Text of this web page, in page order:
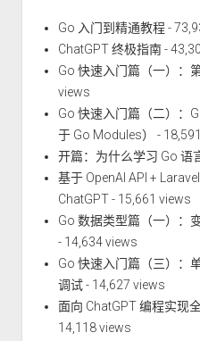
Go 入门到精通教程-
ChatGPT 终极指南-
Go 快速入门篇（一）：
views
Go 快速入门篇（二）：
于 Go Modules）
-
开篇：为什么学习 Go 语
基于 OpenAI API +
ChatGPT- 15,661 views
Go 数据类型篇（一）：
- 14,634 views
Go 快速入门篇（三）：
调试- 14,627 views
面向 ChatGPT 编程实现
14,118 views